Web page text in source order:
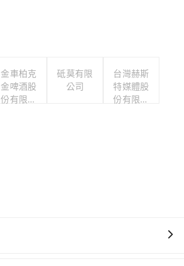
金車柏克
金啤酒股
份有限公
砥莫有限
公司
台灣赫斯
特媒體股
份有限公